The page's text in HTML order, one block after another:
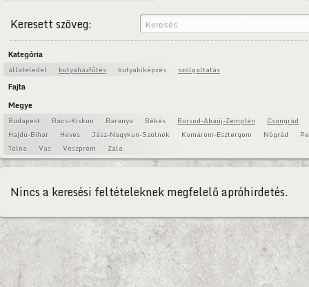
Keresett szöveg:
Kategória
állateledel kutyaházfűtés kutyakiképzés szolgaltatás
Fajta
Megye
Budapest Bács-Kiskun Baranya Békés Borsod-Abaúj-Zemplén
Csongrád
Hajdú-Bihar
Heves Jász-Nagykun-Szolnok Komárom-Esztergom Nógrád
Tolna
Vas Veszprém Zala
Nincs a keresési feltételeknek megfelelő apróhirdetés.